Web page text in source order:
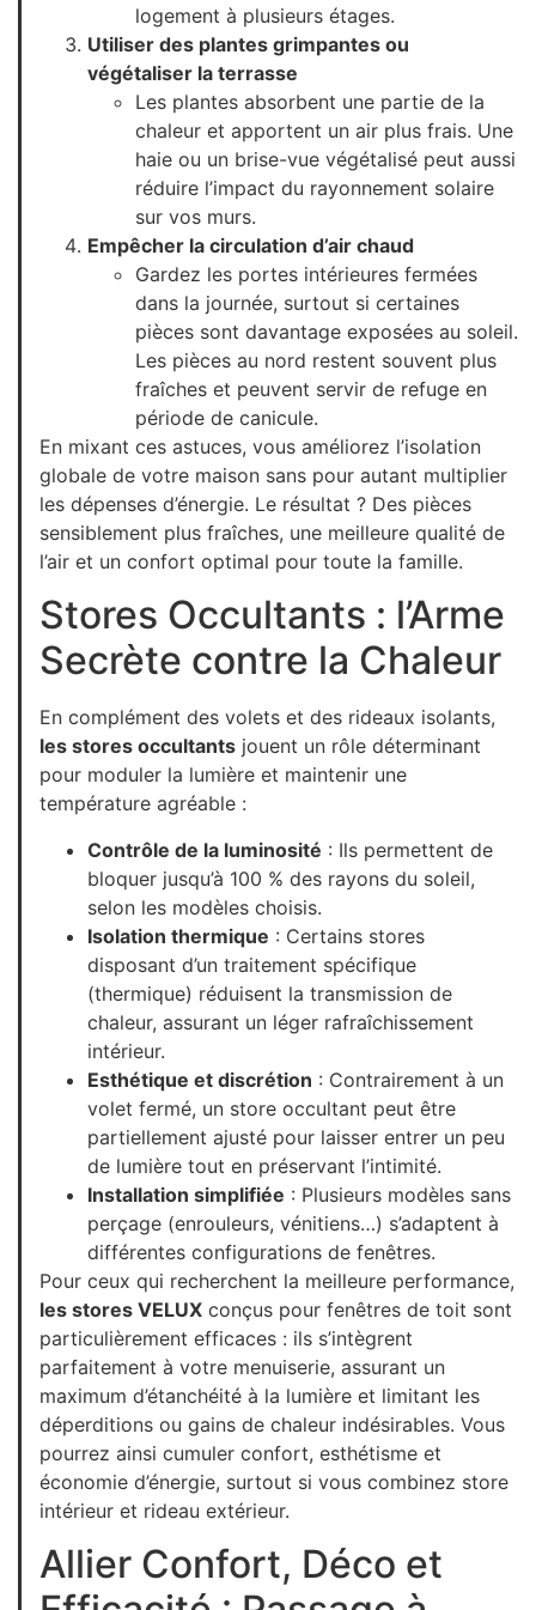
logement à plusieurs étages.
Utiliser des plantes grimpantes ou
végétaliser la terrasse
Les plantes absorbent une partie de la
chaleur et apportent un air plus frais. Une
haie ou un brise-vue végétalisé peut aussi
réduire l’impact du rayonnement solaire
sur vos murs.
Empêcher la circulation d’air chaud
Gardez les portes intérieures fermées
dans la journée, surtout si certaines
pièces sont davantage exposées au soleil.
Les pièces au nord restent souvent plus
fraîches et peuvent servir de refuge en
période de canicule.
En mixant ces astuces, vous améliorez l’isolation
globale de votre maison sans pour autant multiplier
les dépenses d’énergie. Le résultat ? Des pièces
sensiblement plus fraîches, une meilleure qualité de
l’air et un confort optimal pour toute la famille.
Stores Occultants : l’Arme
Secrète contre la Chaleur
En complément des volets et des rideaux isolants,
les stores occultants jouent un rôle déterminant
pour moduler la lumière et maintenir une
température agréable :
Contrôle de la luminosité : Ils permettent de
bloquer jusqu’à 100 % des rayons du soleil,
selon les modèles choisis.
Isolation thermique : Certains stores
disposant d’un traitement spécifique
(thermique) réduisent la transmission de
chaleur, assurant un léger rafraîchissement
intérieur.
Esthétique et discrétion : Contrairement à un
volet fermé, un store occultant peut être
partiellement ajusté pour laisser entrer un peu
de lumière tout en préservant l’intimité.
Installation simplifiée : Plusieurs modèles sans
perçage (enrouleurs, vénitiens…) s’adaptent à
différentes configurations de fenêtres.
Pour ceux qui recherchent la meilleure performance,
les stores VELUX conçus pour fenêtres de toit sont
particulièrement efficaces : ils s’intègrent
parfaitement à votre menuiserie, assurant un
maximum d’étanchéité à la lumière et limitant les
déperditions ou gains de chaleur indésirables. Vous
pourrez ainsi cumuler confort, esthétisme et
économie d’énergie, surtout si vous combinez store
intérieur et rideau extérieur.
Allier Confort, Déco et